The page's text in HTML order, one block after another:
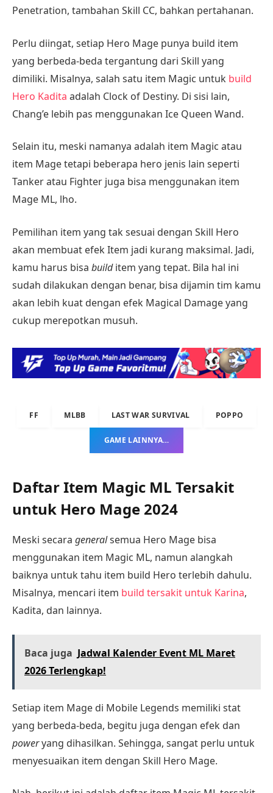
Penetration, tambahan Skill CC, bahkan pertahanan.
Perlu diingat, setiap Hero Mage punya build item
yang berbeda-beda tergantung dari Skill yang
dimiliki. Misalnya, salah satu item Magic untuk build
Hero Kadita adalah Clock of Destiny. Di sisi lain,
Chang’e lebih pas menggunakan Ice Queen Wand.
Selain itu, meski namanya adalah item Magic atau
item Mage tetapi beberapa hero jenis lain seperti
Tanker atau Fighter juga bisa menggunakan item
Mage ML, lho.
Pemilihan item yang tak sesuai dengan Skill Hero
akan membuat efek Item jadi kurang maksimal. Jadi,
kamu harus bisa builditem yang tepat. Bila hal ini
sudah dilakukan dengan benar, bisa dijamin tim kamu
akan lebih kuat dengan efek Magical Damage yang
cukup merepotkan musuh.
FF MLBB LAST WAR SURVIVAL POPPO
GAME LAINNYA…
Daftar Item Magic ML Tersakit
untuk Hero Mage 2024
Meski secara generalsemua Hero Mage bisa
menggunakan item Magic ML, namun alangkah
baiknya untuk tahu item build Hero terlebih dahulu.
Misalnya, mencari item build tersakit untuk Karina,
Kadita, dan lainnya.
Baca juga Jadwal Kalender Event ML Maret
2026 Terlengkap!
Setiap item Mage di Mobile Legends memiliki stat
yang berbeda-beda, begitu juga dengan efek dan
poweryang dihasilkan. Sehingga, sangat perlu untuk
menyesuaikan item dengan Skill Hero Mage.